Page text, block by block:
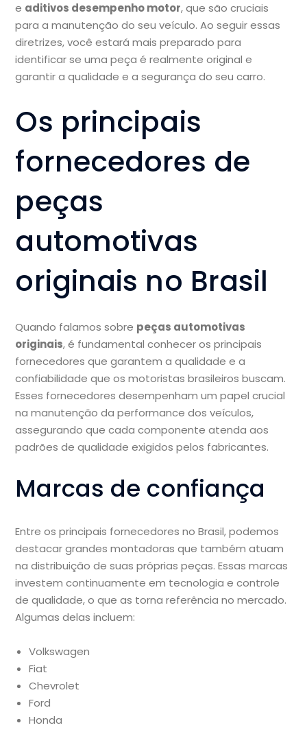
e aditivos desempenho motor, que são cruciais
para a manutenção do seu veículo. Ao seguir essas
diretrizes, você estará mais preparado para
identificar se uma peça é realmente original e
garantir a qualidade e a segurança do seu carro.
Os principais
fornecedores de
peças
automotivas
originais no Brasil
Quando falamos sobre peças automotivas
originais, é fundamental conhecer os principais
fornecedores que garantem a qualidade e a
confiabilidade que os motoristas brasileiros buscam.
Esses fornecedores desempenham um papel crucial
na manutenção da performance dos veículos,
assegurando que cada componente atenda aos
padrões de qualidade exigidos pelos fabricantes.
Marcas de confiança
Entre os principais fornecedores no Brasil, podemos
destacar grandes montadoras que também atuam
na distribuição de suas próprias peças. Essas marcas
investem continuamente em tecnologia e controle
de qualidade, o que as torna referência no mercado.
Algumas delas incluem:
Volkswagen
Fiat
Chevrolet
Ford
Honda